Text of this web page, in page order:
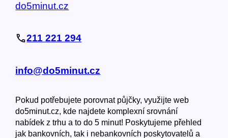
do5minut.cz
211 221 294
info@do5minut.cz
Pokud potřebujete porovnat půjčky, využijte web
do5minut.cz, kde najdete komplexní srovnání
nabídek z trhu a to do 5 minut! Poskytujeme přehled
jak bankovních, tak i nebankovních poskytovatelů a